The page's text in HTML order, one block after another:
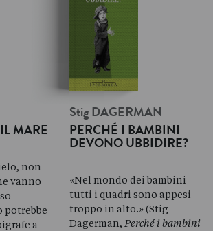
MARE
non
vanno
potrebbe
a
Stig DAGERMAN
PERCHÉ I BAMBINI
DEVONO UBBIDIRE?
«Nel mondo dei bambini
tutti i quadri sono appesi
troppo in alto.» (Stig
Dagerman, Perché i bambini